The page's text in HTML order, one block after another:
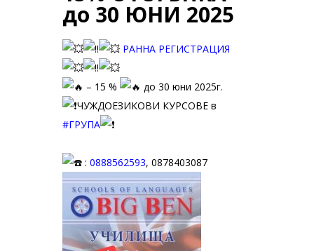
до 30 ЮНИ 2025
РАННА РЕГИСТРАЦИЯ
– 15 %
до 30 юни 2025г.
ЧУЖДОЕЗИКОВИ КУРСОВЕ в
#ГРУПА
: 0888562593, 0878403087